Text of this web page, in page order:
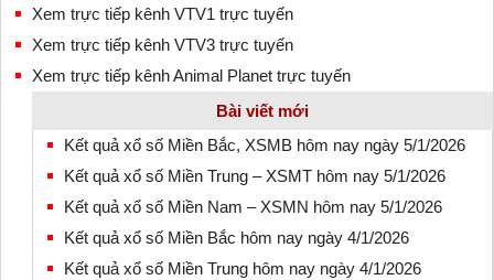
Xem trực tiếp kênh VTV1 trực tuyến
Xem trực tiếp kênh VTV3 trực tuyến
Xem trực tiếp kênh Animal Planet trực tuyến
Bài viết mới
Kết quả xổ số Miền Bắc, XSMB hôm nay ngày 5/1/2026
Kết quả xổ số Miền Trung – XSMT hôm nay 5/1/2026
Kết quả xổ số Miền Nam – XSMN hôm nay 5/1/2026
Kết quả xổ số Miền Bắc hôm nay ngày 4/1/2026
Kết quả xổ số Miền Trung hôm nay ngày 4/1/2026